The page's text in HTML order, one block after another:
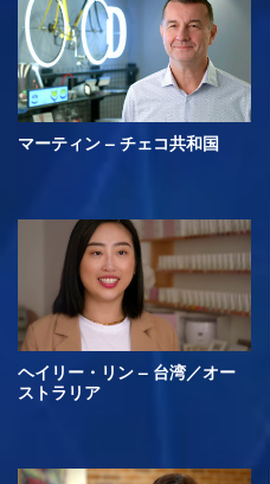
マーティン – チェコ共和国
ヘイリー・リン – 台湾／オー
ストラリア